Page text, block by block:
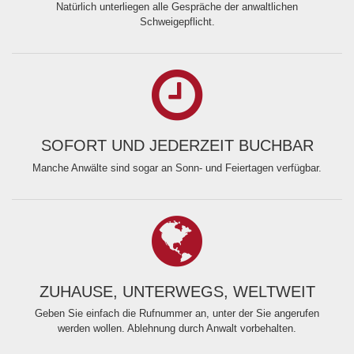
Natürlich unterliegen alle Gespräche der anwaltlichen
Schweigepflicht.
SOFORT UND JEDERZEIT BUCHBAR
Manche Anwälte sind sogar an Sonn- und Feiertagen verfügbar.
ZUHAUSE, UNTERWEGS, WELTWEIT
Geben Sie einfach die Rufnummer an, unter der Sie angerufen
werden wollen. Ablehnung durch Anwalt vorbehalten.